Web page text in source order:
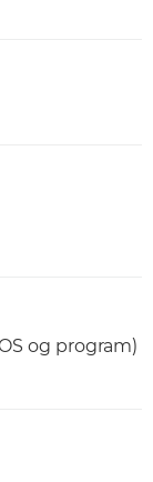
og program)